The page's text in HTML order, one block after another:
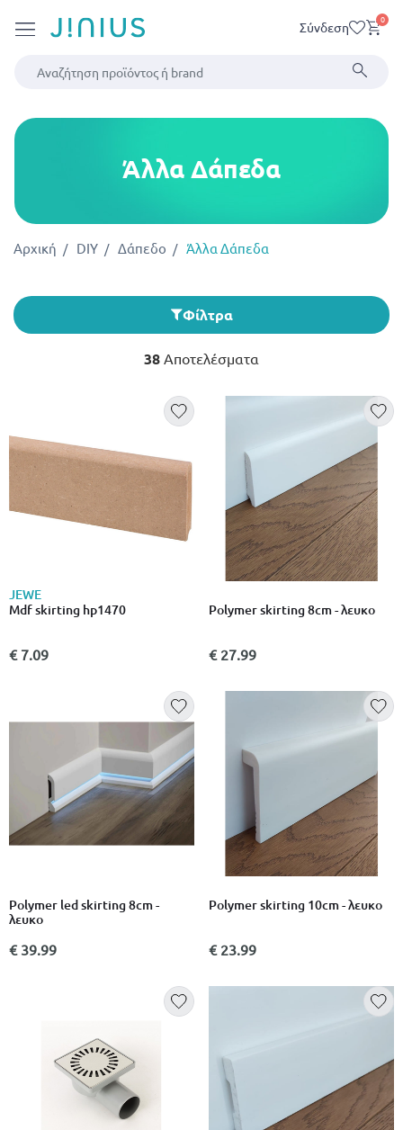
Σύνδεση 0
Άλλα Δάπεδα
Αρχική DIY Δάπεδο Άλλα Δάπεδα
Φίλτρα
38 Αποτελέσματα
JEWE
Mdf skirting hp1470
€ 7.09
Polymer skirting 8cm - λευκο
€ 27.99
Polymer led skirting 8cm -
λευκο
€ 39.99
Polymer skirting 10cm - λευκο
€ 23.99